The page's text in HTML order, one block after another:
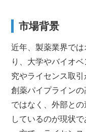
市場背景
近年、製薬業界で
り、大学やバイオ
究やライセンス取引
創薬パイプライン
ではなく、外部と
しているのが現状で